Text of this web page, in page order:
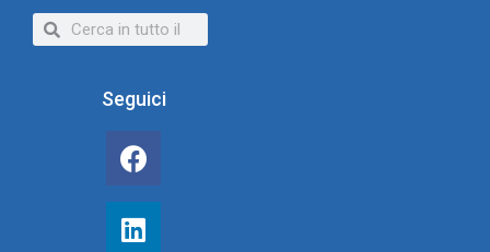
Seguici